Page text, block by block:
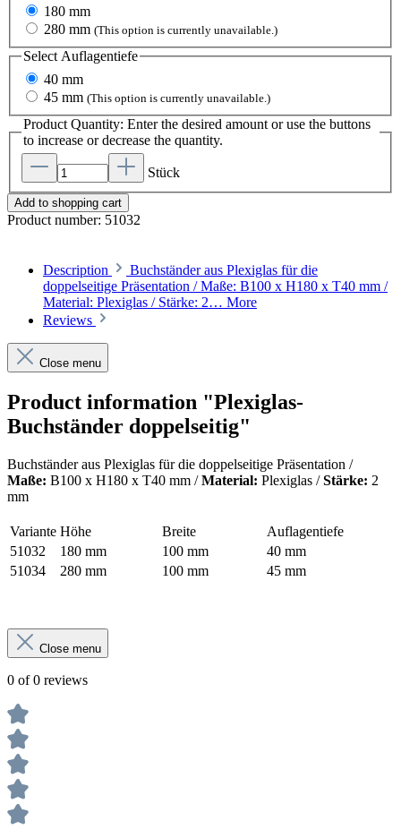
180 mm
280 mm (This option is currently unavailable.)
Select Auflagentiefe
40 mm
45 mm (This option is currently unavailable.)
Product Quantity: Enter the desired amount or use the buttons
to increase or decrease the quantity.
Stück
Add to shopping cart
Product number: 51032
Description
Buchständer aus Plexiglas für die
doppelseitige Präsentation / Maße: B100 x H180 x T40 mm /
Material: Plexiglas / Stärke: 2… More
Reviews
Close menu
Product information "Plexiglas-
Buchständer doppelseitig"
Buchständer aus Plexiglas für die doppelseitige Präsentation /
Maße: B100 x H180 x T40 mm /Material: Plexiglas /Stärke: 2
mm
Variante Höhe Breite
Auflagentiefe
51032
180 mm 100 mm
40 mm
51034
280 mm 100 mm 45 mm
Close menu
0 of 0 reviews